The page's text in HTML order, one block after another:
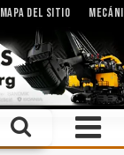
MAPA DEL SITIO
Sistemas